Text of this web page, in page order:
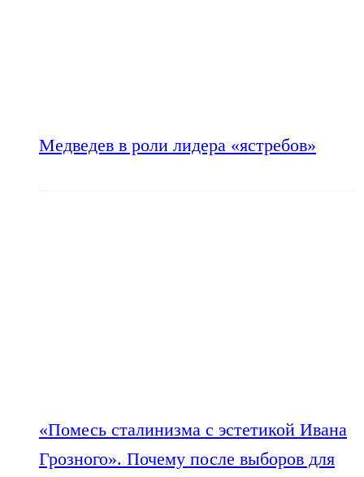
Медведев в роли лидера «ястребов»
«Помесь сталинизма с эстетикой Ивана
Грозного». Почему после выборов для